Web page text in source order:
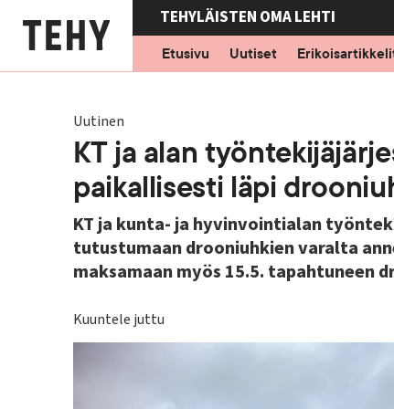
pääsisältöön
TEHYLÄISTEN OMA LEHTI
Etusivu
Uutiset
Uutinen
KT ja alan
paikallisesti läpi
KT ja kunta- ja hyvinvointialan
tutustumaan drooniuhkien varalta
maksamaan myös 15.5. tapahtuneen
Kuuntele juttu